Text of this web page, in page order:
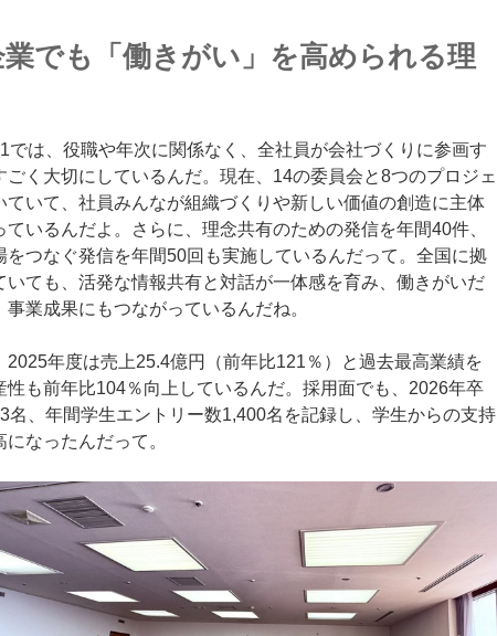
でも「働きがい」を高められる理
では、役職や年次に関係なく、全社員が会社づくりに参画す
ごく大切にしているんだ。現在、14の委員会と8つのプロジェ
ていて、社員みんなが組織づくりや新しい価値の創造に主体
ているんだよ。さらに、理念共有のための発信を年間40件、
をつなぐ発信を年間50回も実施しているんだって。全国に拠
いても、活発な情報共有と対話が一体感を育み、働きがいだ
事業成果にもつながっているんだね。
2025年度は売上25.4億円（前年比121％）と過去最高業績を
性も前年比104％向上しているんだ。採用面でも、2026年卒
名、年間学生エントリー数1,400名を記録し、学生からの支持
になったんだって。